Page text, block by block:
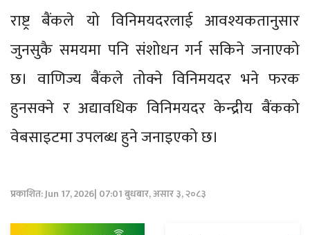
राष्ट्र बैंकले यो विनिमयदरलाई आवश्यकतानुसार
जुनसुकै समयमा पनि संशोधन गर्न सकिने जनाएको
छ। वाणिज्य बैंकले तोक्ने विनिमयदर भने फरक
हुनसक्ने र अद्यावधिक विनिमयदर केन्द्रीय बैंकको
वेबसाइटमा उपलब्ध हुने जनाइएको छ।
प्रकाशित: Jun 17, 2026| 07:01 बुधबार, असार ३, २०८३